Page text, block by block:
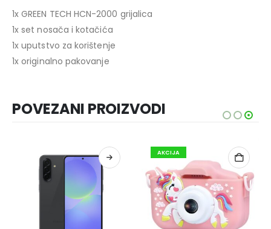
1x GREEN TECH HCN-2000 grijalica
1x set nosača i kotačića
1x uputstvo za korištenje
1x originalno pakovanje
POVEZANI PROIZVODI
AKCIJA